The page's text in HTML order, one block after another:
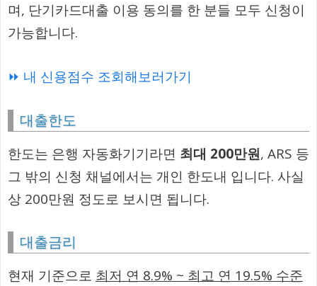
며, 단기카드대출 이용 동의를 한 분들 모두 신청이
가능합니다.
⏩ 내 신용점수 조회해보러가기
대출한도
한도는 은행 자동화기기라면 최대 200만원, ARS 등
그 밖의 신청 채널에서는 개인 한도내 입니다. 사실
상 200만원 정도로 보시면 됩니다.
대출금리
현재 기준으로 최저 연 8.9% ~ 최고 연 19.5% 수준